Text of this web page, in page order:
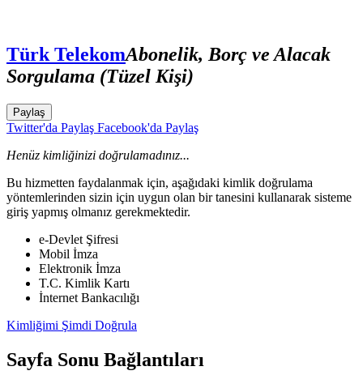
Türk TelekomAbonelik, Borç ve Alacak
Sorgulama (Tüzel Kişi)
Paylaş
Twitter'da Paylaş Facebook'da Paylaş
Henüz kimliğinizi doğrulamadınız...
Bu hizmetten faydalanmak için, aşağıdaki kimlik doğrulama
yöntemlerinden sizin için uygun olan bir tanesini kullanarak sisteme
giriş yapmış olmanız gerekmektedir.
e-Devlet Şifresi
Mobil İmza
Elektronik İmza
T.C. Kimlik Kartı
İnternet Bankacılığı
Kimliğimi Şimdi Doğrula
Sayfa Sonu Bağlantıları